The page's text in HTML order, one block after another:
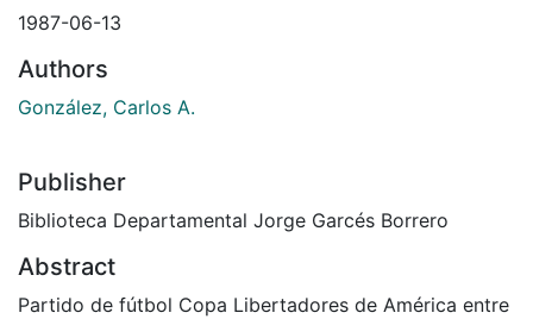
1987-06-13
Authors
González, Carlos A.
Publisher
Biblioteca Departamental Jorge Garcés Borrero
Abstract
Partido de fútbol Copa Libertadores de América entre